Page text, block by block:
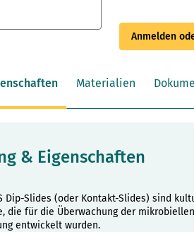
Anmelden
Materialien
& Eigenschaften
Dip-Slides (oder Kontakt-Slides) sind
die für die Überwachung der
entwickelt wurden.